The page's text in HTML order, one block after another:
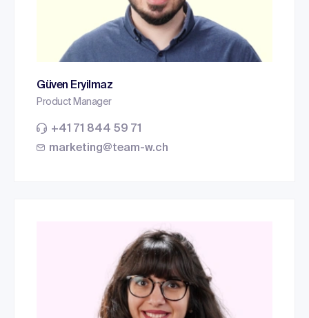
Güven Eryilmaz
Product Manager
+41 71 844 59 71
marketing@team-w.ch